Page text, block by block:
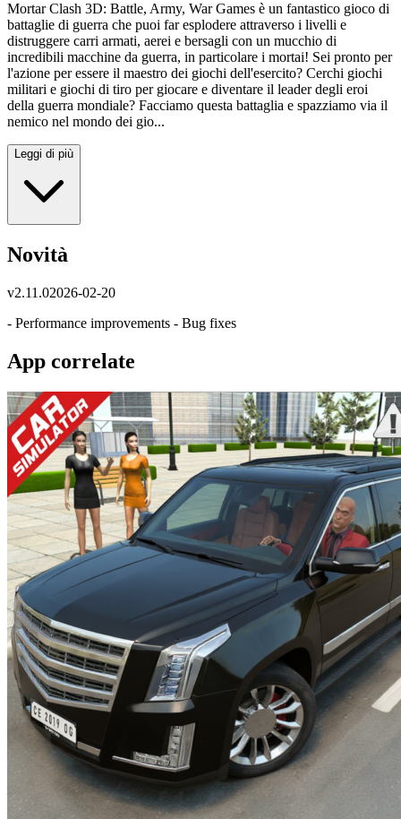
Mortar Clash 3D: Battle, Army, War Games è un fantastico gioco di
battaglie di guerra che puoi far esplodere attraverso i livelli e
distruggere carri armati, aerei e bersagli con un mucchio di
incredibili macchine da guerra, in particolare i mortai! Sei pronto per
l'azione per essere il maestro dei giochi dell'esercito? Cerchi giochi
militari e giochi di tiro per giocare e diventare il leader degli eroi
della guerra mondiale? Facciamo questa battaglia e spazziamo via il
nemico nel mondo dei gio...
Leggi di più
Novità
v2.11.02026-02-20
- Performance improvements - Bug fixes
App correlate